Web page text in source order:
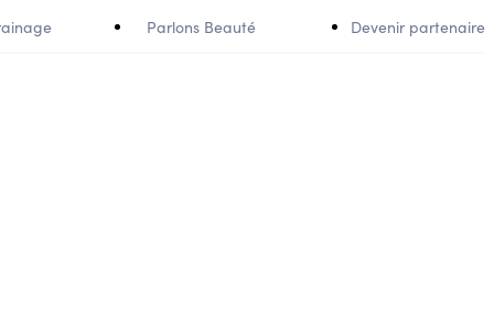
Parlons Beauté Devenir partenaire